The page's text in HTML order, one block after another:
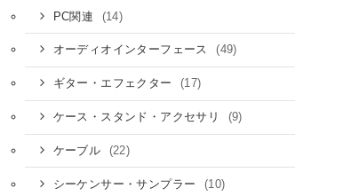
PC関連 (14)
オーディオインターフェース (49)
ギター・エフェクター (17)
ケース・スタンド・アクセサリ (9)
ケーブル (22)
シーケンサー・サンプラー (10)